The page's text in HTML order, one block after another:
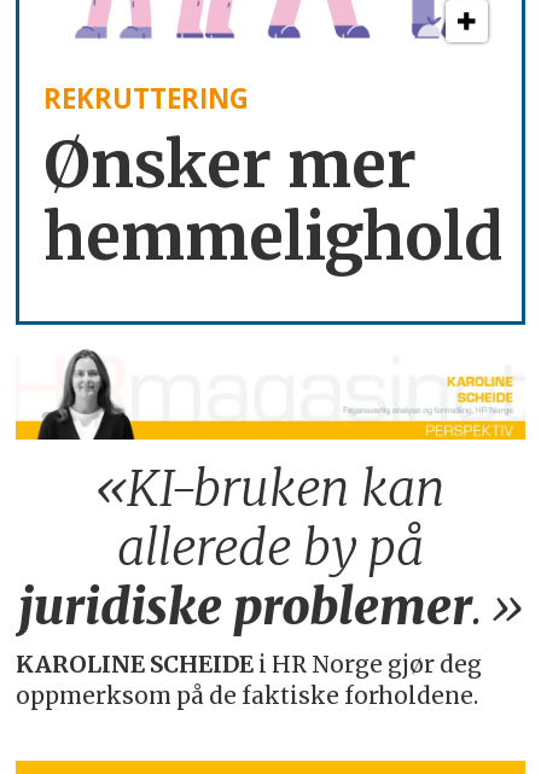
REKRUTTERING
Ønsker mer
hemmelighold
«KI-bruken kan
allerede by på
juridiske problemer.»
KAROLINE SCHEIDE i HR Norge gjør deg
oppmerksom på de faktiske forholdene.